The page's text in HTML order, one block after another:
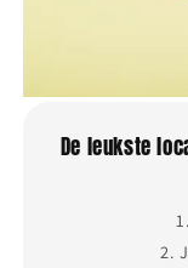
De leukste
2.